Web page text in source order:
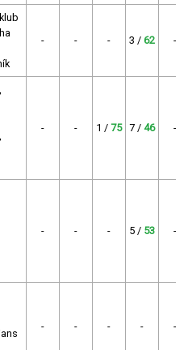
- - - 3 / 62 -
- - 1 / 75 7 / 46 -
- - - 5 / 53 -
- - - - -